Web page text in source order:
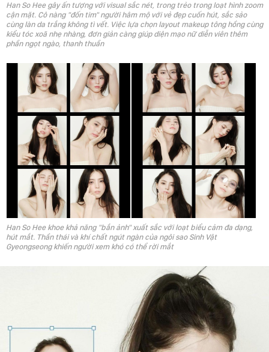
Han So Hee gây ấn tượng với visual sắc nét, trong trẻo trong loạt hình zoom
cận mặt. Cô nàng "đốn tim" người hâm mộ với vẻ đẹp cuốn hút, sắc sảo
cùng làn da trắng không tì vết. Việc lựa chọn layout makeup tông hồng cùng
kiểu tóc xoã nhẹ nhàng, đơn giản càng giúp diện mạo nữ diễn viên thêm
phần ngọt ngào, thanh thuần
Han So Hee khoe khả năng "bắn ảnh" xuất sắc với loạt biểu cảm đa dạng,
hút mắt. Thần thái và khí chất ngút ngàn của ngôi sao Sinh Vật
Gyeongseong khiến người xem khó có thể rời mắt